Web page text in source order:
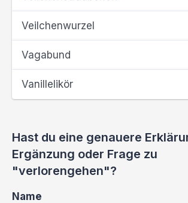
Veilchenwurzel
Vagabund
Vanillelikör
Hast du eine genauere
Ergänzung oder Frage zu
"verlorengehen"?
Name